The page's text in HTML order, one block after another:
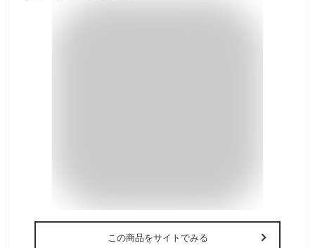
この商品をサイトでみる